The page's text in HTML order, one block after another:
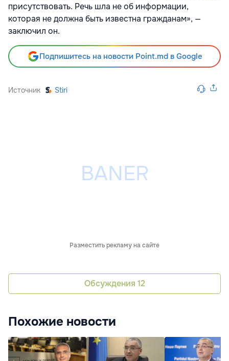
присутствовать. Речь шла не об информации,
которая не должна быть известна гражданам», —
заключил он.
Подпишитесь на новости Point.md в Google
Источник Stiri
Разместить рекламу на сайте
Обсуждения 12
Похожие новости